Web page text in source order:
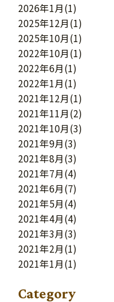
2026年1月(1)
2025年12月(1)
2025年10月(1)
2022年10月(1)
2022年6月(1)
2022年1月(1)
2021年12月(1)
2021年11月(2)
2021年10月(3)
2021年9月(3)
2021年8月(3)
2021年7月(4)
2021年6月(7)
2021年5月(4)
2021年4月(4)
2021年3月(3)
2021年2月(1)
2021年1月(1)
Category